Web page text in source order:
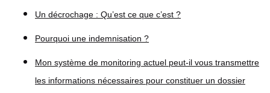
Un décrochage : Qu’est ce que c’est ?
Pourquoi une indemnisation ?
Mon système de monitoring actuel peut-il vous transmettre
les informations nécessaires pour constituer un dossier